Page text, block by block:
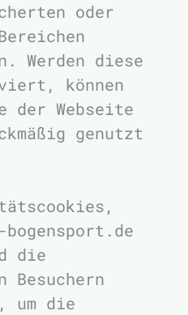
oder
Werden diese
können
der Webseite
genutzt
die
Besuchern
um die